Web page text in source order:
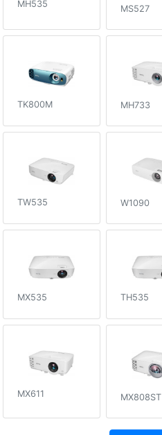
MH535 MS527
TK800M MH733
TW535 W1090
MX535 TH535
MX611 MX808ST